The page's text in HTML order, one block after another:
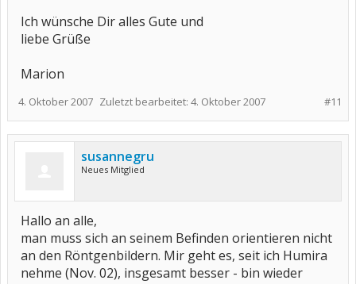
Ich wünsche Dir alles Gute und
liebe Grüße
Marion
#11
4. Oktober 2007 Zuletzt bearbeitet: 4. Oktober 2007
susannegru
Neues Mitglied
Hallo an alle,
man muss sich an seinem Befinden orientieren nicht
an den Röntgenbildern. Mir geht es, seit ich Humira
nehme (Nov. 02), insgesamt besser - bin wieder